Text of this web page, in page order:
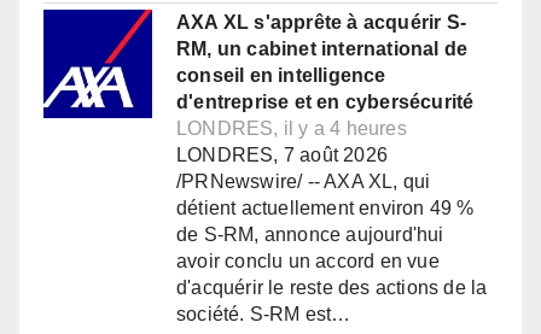
AXA XL s'apprête à acquérir S-
RM, un cabinet international de
conseil en intelligence
d'entreprise et en cybersécurité
LONDRES, il y a 4 heures
LONDRES, 7 août 2026
/PRNewswire/ -- AXA XL, qui
détient actuellement environ 49 %
de S-RM, annonce aujourd'hui
avoir conclu un accord en vue
d'acquérir le reste des actions de la
société. S-RM est…